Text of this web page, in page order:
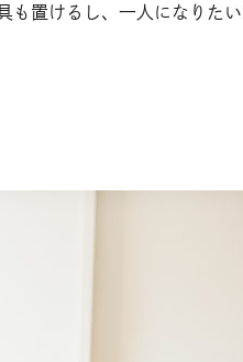
置けるし、一人になりたい